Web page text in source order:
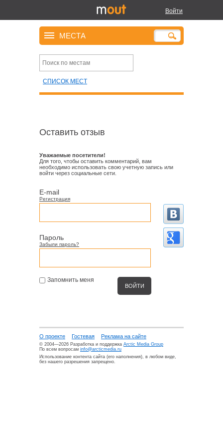
Войти
МЕСТА
СПИСОК МЕСТ
Оставить отзыв
Уважаемые посетители!
Для того, чтобы оставить комментарий, вам
необходимо использовать свою учетную запись или
войти через социальные сети.
E-mail
Регистрация
Пароль
Забыли пароль?
Запомнить меня
О проекте Гостевая Реклама на сайте
© 2004—2026 Разработка и поддержка Arctic Media Group
По всем вопросам info@arcticmedia.ru
Использование контента сайта (его наполнения), в любом виде,
без нашего разрешения запрещено.